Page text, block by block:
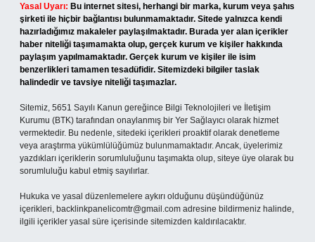
Yasal Uyarı: Bu internet sitesi, herhangi bir marka, kurum veya şahıs
şirketi ile hiçbir bağlantısı bulunmamaktadır. Sitede yalnızca kendi
hazırladığımız makaleler paylaşılmaktadır. Burada yer alan içerikler
haber niteliği taşımamakta olup, gerçek kurum ve kişiler hakkında
paylaşım yapılmamaktadır. Gerçek kurum ve kişiler ile isim
benzerlikleri tamamen tesadüfidir. Sitemizdeki bilgiler taslak
halindedir ve tavsiye niteliği taşımazlar.
Sitemiz, 5651 Sayılı Kanun gereğince Bilgi Teknolojileri ve İletişim
Kurumu (BTK) tarafından onaylanmış bir Yer Sağlayıcı olarak hizmet
vermektedir. Bu nedenle, sitedeki içerikleri proaktif olarak denetleme
veya araştırma yükümlülüğümüz bulunmamaktadır. Ancak, üyelerimiz
yazdıkları içeriklerin sorumluluğunu taşımakta olup, siteye üye olarak bu
sorumluluğu kabul etmiş sayılırlar.
Hukuka ve yasal düzenlemelere aykırı olduğunu düşündüğünüz
içerikleri, backlinkpanelicomtr@gmail.com adresine bildirmeniz halinde,
ilgili içerikler yasal süre içerisinde sitemizden kaldırılacaktır.